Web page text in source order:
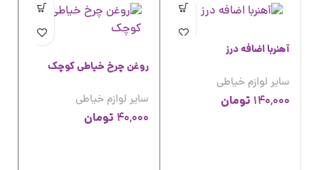
آهنربا اضافه درز
سایر لوازم خیاطی
140,000 تومان
روغن چرخ خیاطی کوچک
سایر لوازم خیاطی
40,000 تومان